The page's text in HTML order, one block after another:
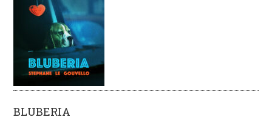
BLUBERIA